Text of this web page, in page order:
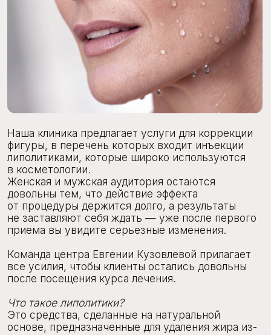
Наша клиника предлагает услуги для коррекции
фигуры, в перечень которых входит инъекции
липолитиками, которые широко используются
Женская и мужская аудитория остаются
довольны тем, что действие эффекта
не заставляют себя ждать — уже после первого
приема вы увидите серьезные изменения.
Команда центра Евгении Кузовлевой прилагает
все усилия, чтобы клиенты остались довольны
после посещения курса лечения.
Что такое липолитики?
Это средства, сделанные на натуральной
основе, предназначенные для удаления жира из-
под кожи.
Липолитики — это инъекционная косметология.
травматичность процедуры минимальна.
После введения липолитиков под кожу
запускается процесс распада жировых клеток,
в том числе на кислоты, выводимые
образом, избавиться от жира можно только
в необходимых местах, например, на животе.